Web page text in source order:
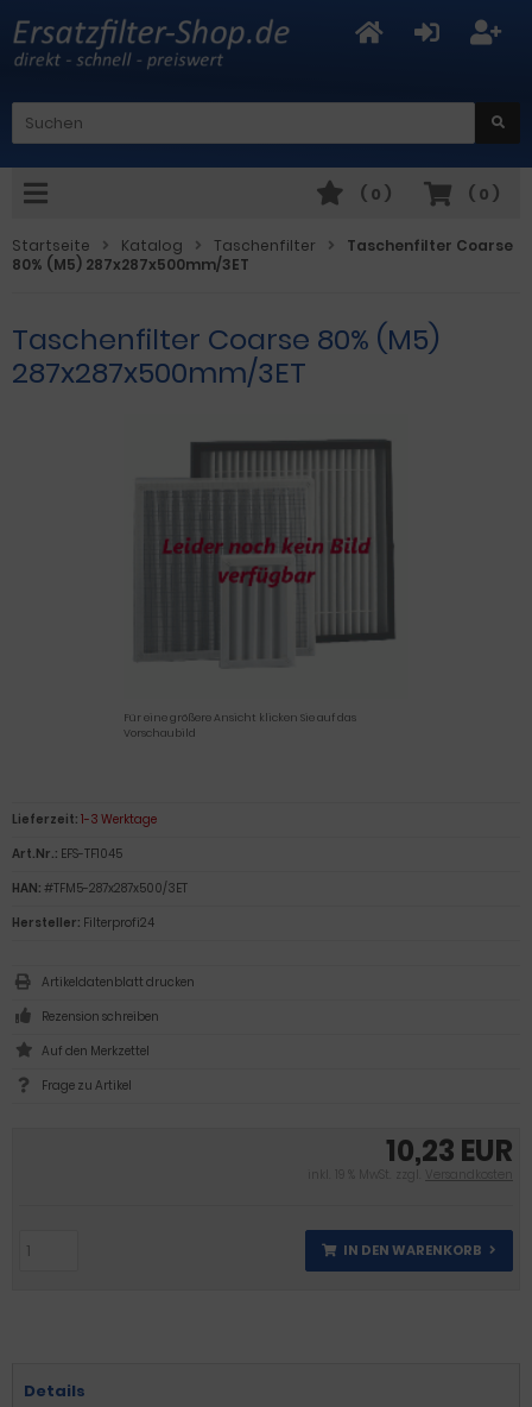
( 0 )
( 0 )
Startseite Katalog Taschenfilter
Taschenfilter Coarse
80% (M5) 287x287x500mm/3ET
Taschenfilter Coarse 80% (M5)
287x287x500mm/3ET
Für eine größere Ansicht klicken Sie auf das
Vorschaubild
10,23 EUR
inkl. 19 % MwSt. zzgl. Versandkosten
IN DEN WARENKORB
Lieferzeit: 1-3 Werktage
Art.Nr.: EFS-TF1045
HAN: #TFM5-287x287x500/3ET
Hersteller: Filterprofi24
Artikeldatenblatt drucken
Rezension schreiben
Frage zu Artikel
Details